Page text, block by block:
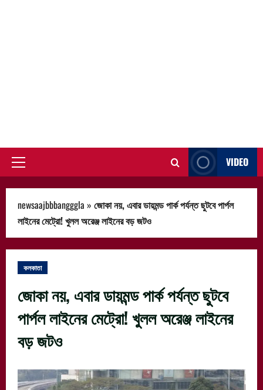
Primary
VIDEO
newsaajbbbangggla » জোকা নয়, এবার ডায়মন্ড পার্ক পর্যন্ত ছুটবে পার্পল
লাইনের মেট্রো! খুলল অরেঞ্জ লাইনের বড় জটও
কলকাতা
জোকা নয়, এবার ডায়মন্ড পার্ক পর্যন্ত ছুটবে
পার্পল লাইনের মেট্রো! খুলল অরেঞ্জ লাইনের
বড় জটও